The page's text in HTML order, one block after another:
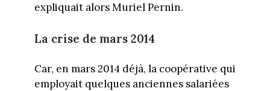
expliquait alors Muriel Pernin.
La crise de mars 2014
Car, en mars 2014 déjà, la coopérative qui
employait quelques anciennes salariées